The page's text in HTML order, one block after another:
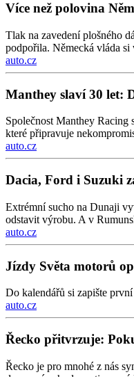
Více než polovina
Tlak na zavedení plošného
podpořila. Německá vláda
auto.cz
Manthey slaví 30 let:
Společnost Manthey
které připravuje
auto.cz
Dacia, Ford i Suzuki
Extrémní sucho na Dunaji
odstavit výrobu. A v
auto.cz
Jízdy Světa motorů
Do kalendářů si zapište
auto.cz
Řecko přitvrzuje:
Řecko je pro mnohé z nás